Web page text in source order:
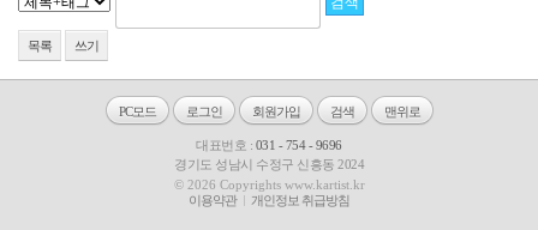
목록 쓰기
PC모드 로그인 회원가입 검색 맨위로
대표번호 : 031 - 754 - 9696
경기도 성남시 수정구 신흥동 2024
© 2026 Copyrights www.kartist.kr
이용약관
개인정보 취급방침